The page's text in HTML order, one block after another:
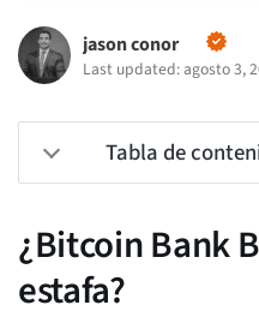
jason conor
Last updated: agosto 3,
Tabla de
¿Bitcoin Bank
estafa?